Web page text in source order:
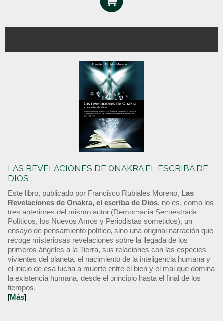
LAS REVELACIONES DE ONAKRA EL ESCRIBA DE
DIOS
Este libro, publicado por Francisco Rubiales Moreno, Las
Revelaciones de Onakra, el escriba de Dios, no es, como los
tres anteriores del mismo autor (Democracia Secuestrada,
Políticos, los Nuevos Amos y Periodistas sometidos), un
ensayo de pensamiento político, sino una original narración que
recoge misteriosas revelaciones sobre la llegada de los
primeros ángeles a la Tierra, sus relaciones con las especies
vivientes del planeta, el nacimiento de la inteligencia humana y
el inicio de esa lucha a muerte entre el bien y el mal que domina
la existencia humana, desde el principio hasta el final de los
tiempos.
[Más]